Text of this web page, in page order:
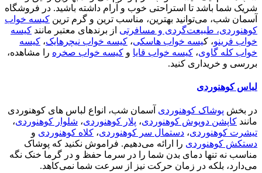
شریک شما باشد تا استراحتی خوب و آرام داشته باشید. در فروشگاه
آسمان شب، می‌توانید بهترین، مناسب ترین و گرم ترین کیسه خواب
کوهنوردی، طبیعت‌گردی و مسافرتی از برندهای معتبر مانند کیسه
خواب فرینو، کیسه خواب هاسکی، کیسه خواب نیچرهایک، کیسه
خواب کله گاوی، کیسه خواب قایا و کیسه خواب صخره را مشاهده،
بررسی و خریداری کنید.
لباس کوهنوردی
در بخش پوشاک کوهنوردی آسمان شب، انواع لباس های کوهنوردی
مانند کاپشن دوپوش کوهنوردی، پلار کوهنوردی، شلوار کوهنوردی،
تیشرت کوهنوردی، دستمال سر کوهنوردی، کلاه کوهنوردی و
دستکش کوهنوردی را ارائه می‌دهیم. فراموش نکنید که پوشاک
مناسب نه تنها دمای بدن شما را در سرما حفظ و در گرما خنک نگه
می‌دارد، بلکه در زمان حرکت نیز از سرعت شما نمی‌کاهد.